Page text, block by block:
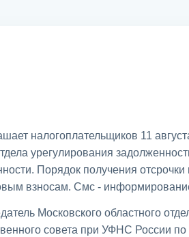
налогоплательщиков 11
урегулирования
Порядок получения отсрочки
взносам. Смс -
Московского областного
совета при УФНС России по